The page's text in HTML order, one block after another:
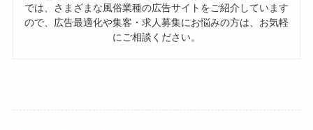
では、さまざまな風俗業種の広告サイトをご紹介しています
ので、広告最適化や集客・求人募集にお悩みの方は、お気軽
にご相談ください。